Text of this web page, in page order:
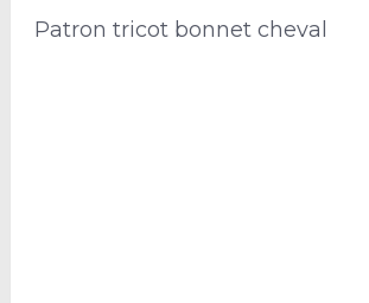
Patron tricot bonnet cheval